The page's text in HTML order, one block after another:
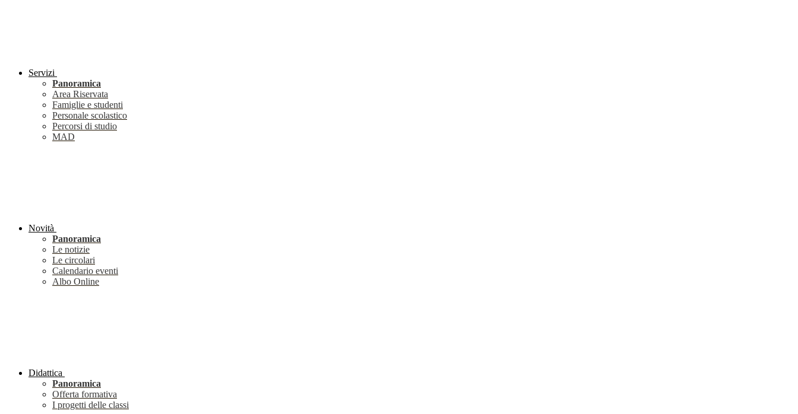
Servizi
Panoramica
Area Riservata
Famiglie e studenti
Personale scolastico
Percorsi di studio
MAD
Novità
Panoramica
Le notizie
Le circolari
Calendario eventi
Albo Online
Didattica
Panoramica
Offerta formativa
I progetti delle classi